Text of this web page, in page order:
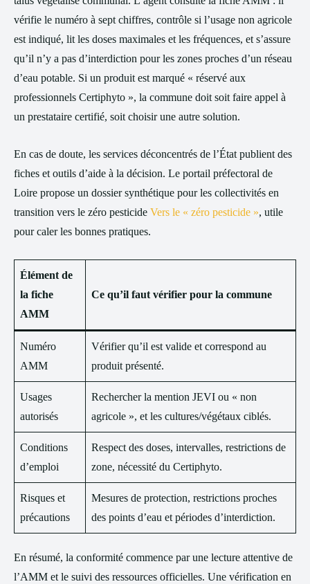
vérifie le numéro à sept chiffres, contrôle si l’usage non agricole
est indiqué, lit les doses maximales et les fréquences, et s’assure
qu’il n’y a pas d’interdiction pour les zones proches d’un réseau
d’eau potable. Si un produit est marqué « réservé aux
professionnels Certiphyto », la commune doit soit faire appel à
un prestataire certifié, soit choisir une autre solution.
En cas de doute, les services déconcentrés de l’État publient des
fiches et outils d’aide à la décision. Le portail préfectoral de
Loire propose un dossier synthétique pour les collectivités en
transition vers le zéro pesticide Vers le « zéro pesticide », utile
pour caler les bonnes pratiques.
Élément de
la fiche
AMM
Ce qu’il faut vérifier pour la commune
Numéro
AMM
Vérifier qu’il est valide et correspond au
produit présenté.
Usages
autorisés
Rechercher la mention JEVI ou « non
agricole », et les cultures/végétaux ciblés.
Conditions
d’emploi
Respect des doses, intervalles, restrictions de
zone, nécessité du Certiphyto.
Risques et
précautions
Mesures de protection, restrictions proches
des points d’eau et périodes d’interdiction.
En résumé, la conformité commence par une lecture attentive de
l’AMM et le suivi des ressources officielles. Une vérification en